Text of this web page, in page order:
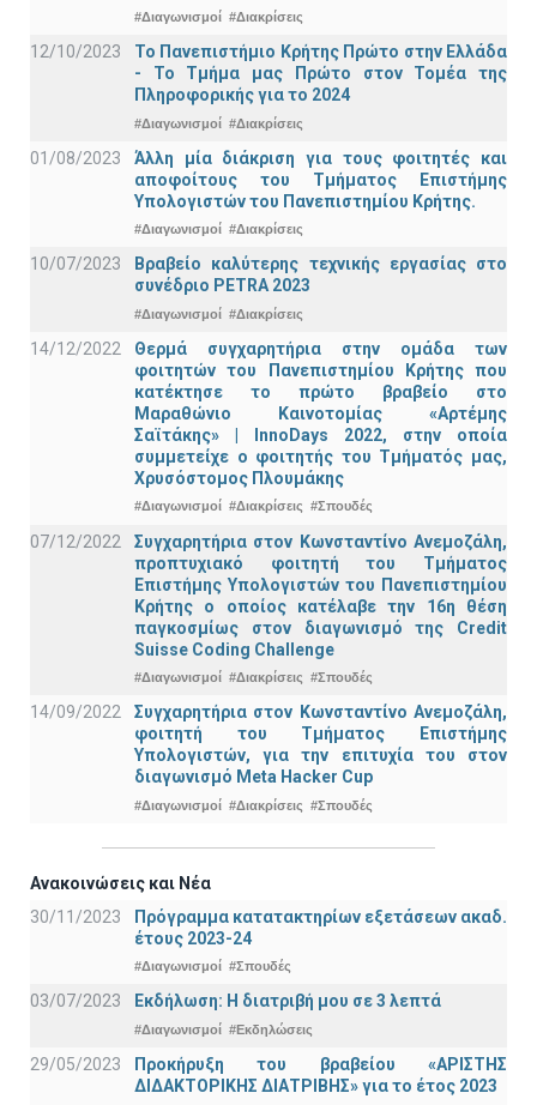
#Διαγωνισμοί #Διακρίσεις
12/10/2023
Το Πανεπιστήμιο Κρήτης Πρώτο στην Ελλάδα
- Το Τμήμα μας Πρώτο στον Τομέα της
Πληροφορικής για το 2024
#Διαγωνισμοί #Διακρίσεις
01/08/2023
Άλλη μία διάκριση για τους φοιτητές και
αποφοίτους του Τμήματος Επιστήμης
Υπολογιστών του Πανεπιστημίου Κρήτης.
#Διαγωνισμοί #Διακρίσεις
10/07/2023
Βραβείο καλύτερης τεχνικής εργασίας στο
συνέδριο PETRA 2023
#Διαγωνισμοί #Διακρίσεις
14/12/2022
Θερμά συγχαρητήρια στην ομάδα των
φοιτητών του Πανεπιστημίου Κρήτης που
κατέκτησε το πρώτο βραβείο στο
Μαραθώνιο Καινοτομίας «Αρτέμης
Σαϊτάκης» | InnoDays 2022, στην οποία
συμμετείχε ο φοιτητής του Τμήματός μας,
Χρυσόστομος Πλουμάκης
#Διαγωνισμοί #Διακρίσεις #Σπουδές
07/12/2022
Συγχαρητήρια στον Κωνσταντίνο Ανεμοζάλη,
προπτυχιακό φοιτητή του Τμήματος
Επιστήμης Υπολογιστών του Πανεπιστημίου
Κρήτης ο οποίος κατέλαβε την 16η θέση
παγκοσμίως στον διαγωνισμό της Credit
Suisse Coding Challenge
#Διαγωνισμοί #Διακρίσεις #Σπουδές
14/09/2022
Συγχαρητήρια στον Κωνσταντίνο Ανεμοζάλη,
φοιτητή του Τμήματος Επιστήμης
Υπολογιστών, για την επιτυχία του στον
διαγωνισμό Meta Hacker Cup
#Διαγωνισμοί #Διακρίσεις #Σπουδές
Ανακοινώσεις και Νέα
30/11/2023
Πρόγραμμα κατατακτηρίων εξετάσεων ακαδ.
έτους 2023-24
#Διαγωνισμοί #Σπουδές
03/07/2023 Εκδήλωση: Η διατριβή μου σε 3 λεπτά
#Διαγωνισμοί #Εκδηλώσεις
29/05/2023
Προκήρυξη του βραβείου «ΑΡΙΣΤΗΣ
ΔΙΔΑΚΤΟΡΙΚΗΣ ΔΙΑΤΡΙΒΗΣ» για το έτος 2023